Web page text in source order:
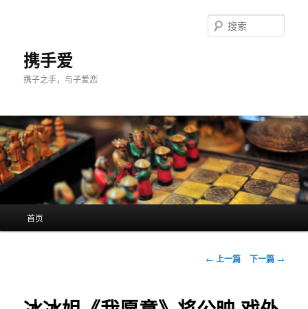
携手爱
携子之手，与子爱恋
索
首页
文
航
← 上一篇 下一篇 →